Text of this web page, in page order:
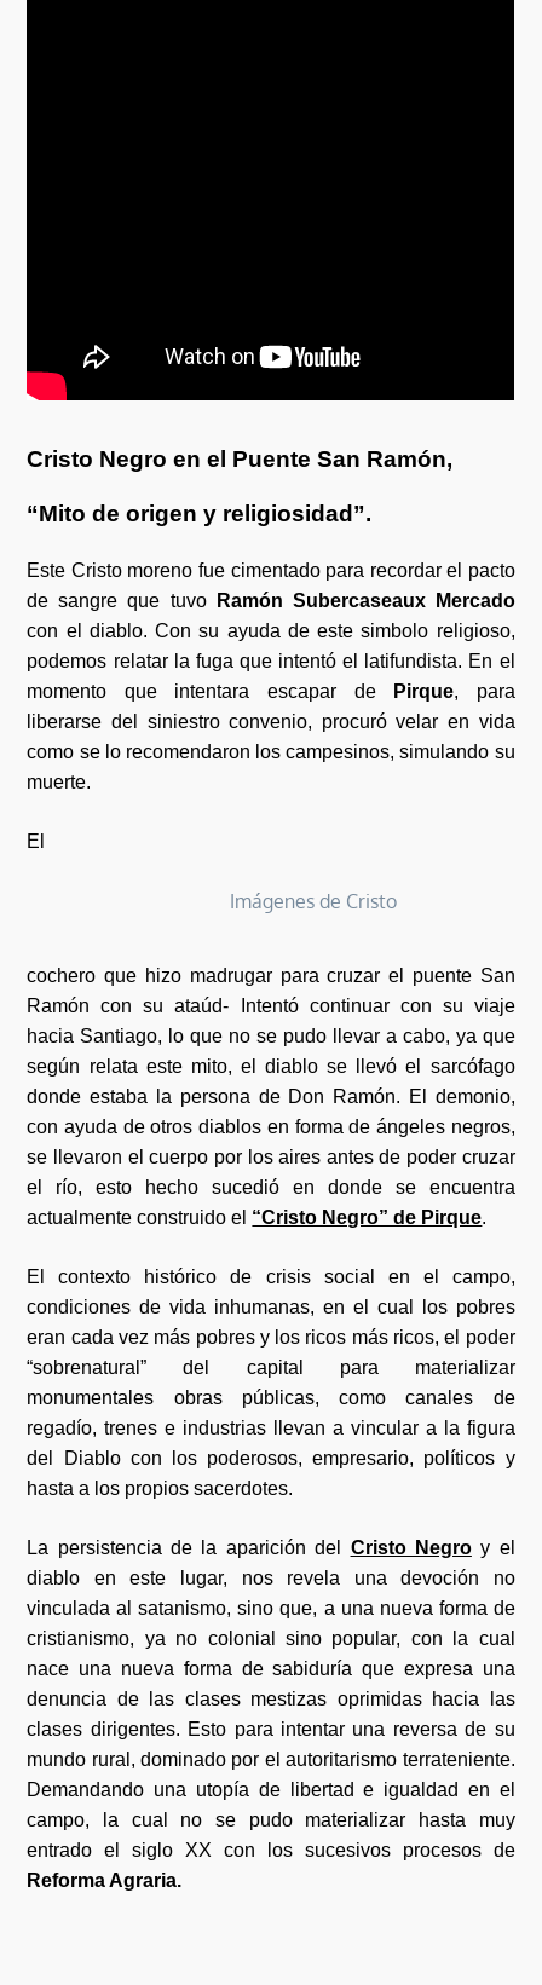
Cristo Negro en el Puente San Ramón,
“Mito de origen y religiosidad”.
Este Cristo moreno fue cimentado para recordar el pacto
de sangre que tuvo
Ramón Subercaseaux Mercado
con el diablo. Con su ayuda de este simbolo religioso,
podemos relatar la fuga que intentó el latifundista. En el
momento que intentara escapar de
Pirque, para
liberarse del siniestro convenio, procuró velar en vida
como se lo recomendaron los campesinos, simulando su
muerte.
Imágenes de Cristo
El
cochero que hizo madrugar para cruzar el puente San
Ramón con su ataúd- Intentó continuar con su viaje
hacia Santiago, lo que no se pudo llevar a cabo, ya que
según relata este mito, el diablo se llevó el sarcófago
donde estaba la persona de Don Ramón. El demonio,
con ayuda de otros diablos en forma de ángeles negros,
se llevaron el cuerpo por los aires antes de poder cruzar
el río, esto hecho sucedió en donde se encuentra
actualmente construido el “Cristo Negro” de Pirque.
El contexto histórico de crisis social en el campo,
condiciones de vida inhumanas, en el cual los pobres
eran cada vez más pobres y los ricos más ricos, el poder
“sobrenatural” del capital para materializar
monumentales obras públicas, como canales de
regadío, trenes e industrias llevan a vincular a la figura
del Diablo con los poderosos, empresario, políticos y
hasta a los propios sacerdotes.
La persistencia de la aparición del Cristo Negroy el
diablo en este lugar, nos revela una devoción no
vinculada al satanismo, sino que, a una nueva forma de
cristianismo, ya no colonial sino popular, con la cual
nace una nueva forma de sabiduría que expresa una
denuncia de las clases mestizas oprimidas hacia las
clases dirigentes. Esto para intentar una reversa de su
mundo rural, dominado por el autoritarismo terrateniente.
Demandando una utopía de libertad e igualdad en el
campo, la cual no se pudo materializar hasta muy
entrado el siglo XX con los sucesivos procesos de
Reforma Agraria.